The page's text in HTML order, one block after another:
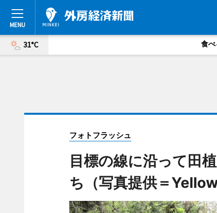
31°C 食べ
フォトフラッシュ
目標の線に沿って田
ち（写真提供＝